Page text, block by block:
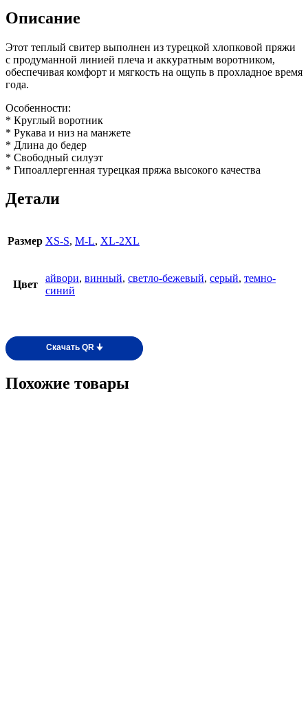
Описание
Этот теплый свитер выполнен из турецкой хлопковой пряжи
с продуманной линией плеча и аккуратным воротником,
обеспечивая комфорт и мягкость на ощупь в прохладное время
года.
Особенности:
* Круглый воротник
* Рукава и низ на манжете
* Длина до бедер
* Свободный силуэт
* Гипоаллергенная турецкая пряжа высокого качества
Детали
Размер XS-S, M-L, XL-2XL
Цвет
айвори, винный, светло-бежевый, серый, темно-
синий
Скачать QR 🠋
Похожие товары